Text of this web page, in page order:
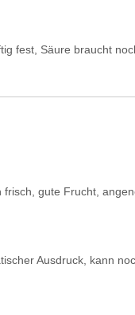
fest, Säure braucht
gute Frucht,
Ausdruck, kann